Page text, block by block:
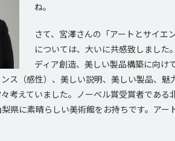
ね。
さて、宮澤さんの「アートとサイエ
については、大いに共感致しました
ディア創造、美しい製品構築に向け
ス（感性）、美しい説明、美しい製品、魅
考えていました。ノーベル賞受賞者である
県に素晴らしい美術館をお持ちです。アー